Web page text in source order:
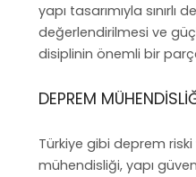
yapı tasarımıyla sınırlı
değerlendirilmesi ve
disiplinin önemli bir
DEPREM
Türkiye gibi deprem
mühendisliği, yapı